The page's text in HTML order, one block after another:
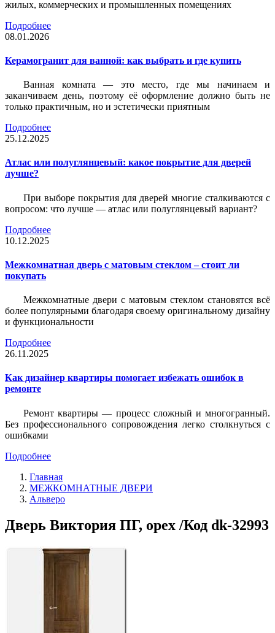
жилых, коммерческих и промышленных помещениях
Подробнее
08.01.2026
Керамогранит для ванной: как выбрать и где купить
Ванная комната — это место, где мы начинаем и
заканчиваем день, поэтому её оформление должно быть не
только практичным, но и эстетически приятным
Подробнее
25.12.2025
Атлас или полуглянцевый: какое покрытие для дверей
лучше?
При выборе покрытия для дверей многие сталкиваются с
вопросом: что лучше — атлас или полуглянцевый вариант?
Подробнее
10.12.2025
Межкомнатная дверь с матовым стеклом – стоит ли
покупать
Межкомнатные двери с матовым стеклом становятся всё
более популярными благодаря своему оригинальному дизайну
и функциональности
Подробнее
26.11.2025
Как дизайнер квартиры помогает избежать ошибок в
ремонте
Ремонт квартиры — процесс сложный и многогранный.
Без профессионального сопровождения легко столкнуться с
ошибками
Подробнее
Главная
МЕЖКОМНАТНЫЕ ДВЕРИ
Альверо
Дверь Виктория ПГ, орех /Код dk-32993